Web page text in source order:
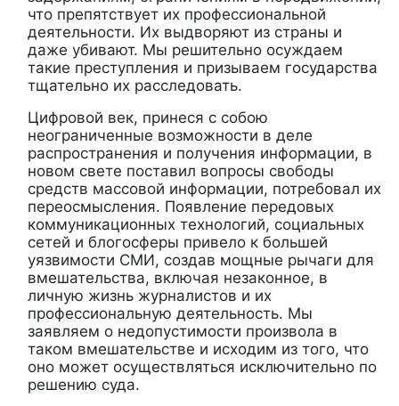
что препятствует их профессиональной
деятельности. Их выдворяют из страны и
даже убивают. Мы решительно осуждаем
такие преступления и призываем государства
тщательно их расследовать.
Цифровой век, принеся с собою
неограниченные возможности в деле
распространения и получения информации, в
новом свете поставил вопросы свободы
средств массовой информации, потребовал их
переосмысления. Появление передовых
коммуникационных технологий, социальных
сетей и блогосферы привело к большей
уязвимости СМИ, создав мощные рычаги для
вмешательства, включая незаконное, в
личную жизнь журналистов и их
профессиональную деятельность. Мы
заявляем о недопустимости произвола в
таком вмешательстве и исходим из того, что
оно может осуществляться исключительно по
решению суда.